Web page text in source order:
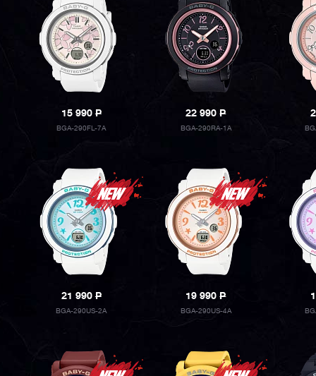
15 990P
BGA-290FL-7A
22 990P
BGA-290RA-1A
21 990P
BGA-290US-2A
19 990P
BGA-290US-4A